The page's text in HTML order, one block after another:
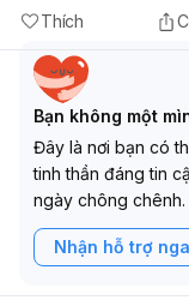
Thích
Bạn không một
Đây là nơi bạn có
tinh thần đáng tin
ngày chông chênh.
Nhận hỗ trợ